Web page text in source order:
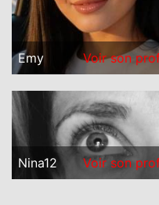
Emy Voir son
Nina12 Voir son